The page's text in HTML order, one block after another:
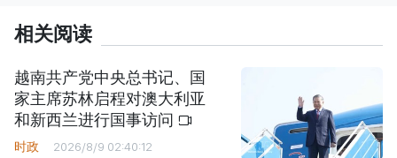
相关阅读
越南共产党中央总书记、国
家主席苏林启程对澳大利亚
和新西兰进行国事访问
时政 2026/8/9 02:40:12